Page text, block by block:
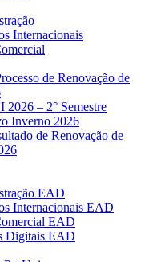
Internacionais
de Renovação de
– 2° Semestre
Inverno 2026
de Renovação de
EAD
Internacionais EAD
EAD
Digitais EAD